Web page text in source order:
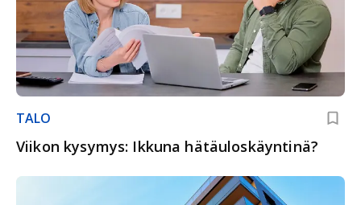
TALO
Viikon kysymys: Ikkuna hätäuloskäyntinä?